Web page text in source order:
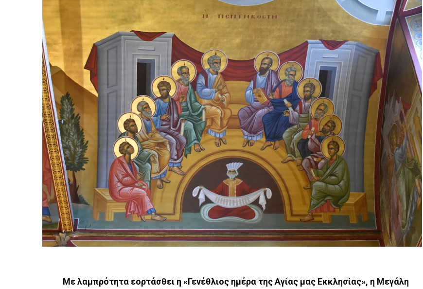
Με λαμπρότητα εορτάσθει η «Γενέθλιος ημέρα της Αγίας μας Εκκλησίας», η Μεγάλη